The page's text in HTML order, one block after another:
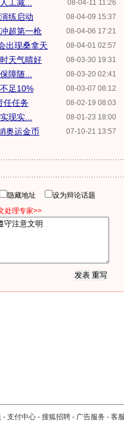
08-04-11 11:26
工减...
08-04-09 15:37
练启动
08-04-06 17:21
超第一枪
08-04-01 02:57
出现桑拿天
08-03-30 19:31
天气晴好
08-03-20 02:41
障随...
08-03-07 08:12
足10%
08-02-19 08:03
任任务
08-01-23 18:00
现实...
07-10-21 13:57
奥运金币
隐藏地址
设为辩论话题
处理专家>>
- 支付中心 - 搜狐招聘 - 广告服务 - 客